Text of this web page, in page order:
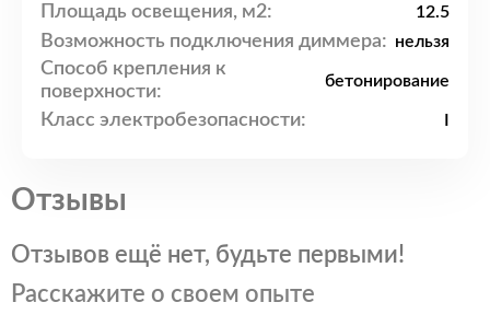
Площадь освещения, м2: 12.5
Возможность подключения диммера: нельзя
Способ крепления к
поверхности:
бетонирование
Класс электробезопасности:
Отзывы
Отзывов ещё нет, будьте первыми!
Расскажите о своем опыте